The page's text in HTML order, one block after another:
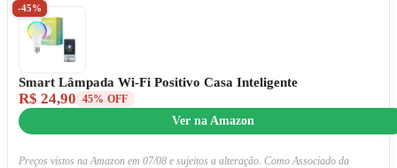
-45%
Smart Lâmpada Wi-Fi Positivo Casa Inteligente
R$ 24,90 45% OFF
Ver na Amazon
Preços vistos na Amazon em 07/08 e sujeitos a alteração. Como Associado da